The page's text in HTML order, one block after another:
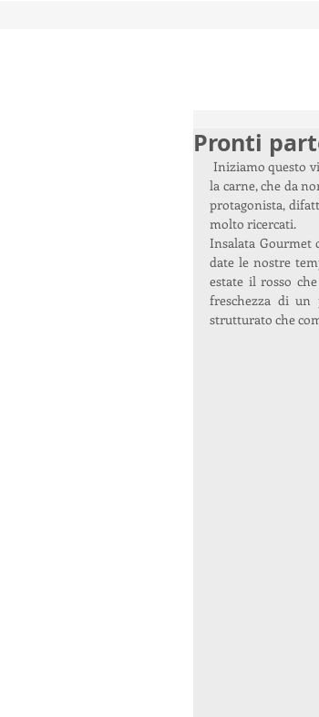
Pronti
la carne, che da
protagonista,
molto ricercati.
Insalata Gourmet
date le nostre
estate il rosso
freschezza di un
strutturato che